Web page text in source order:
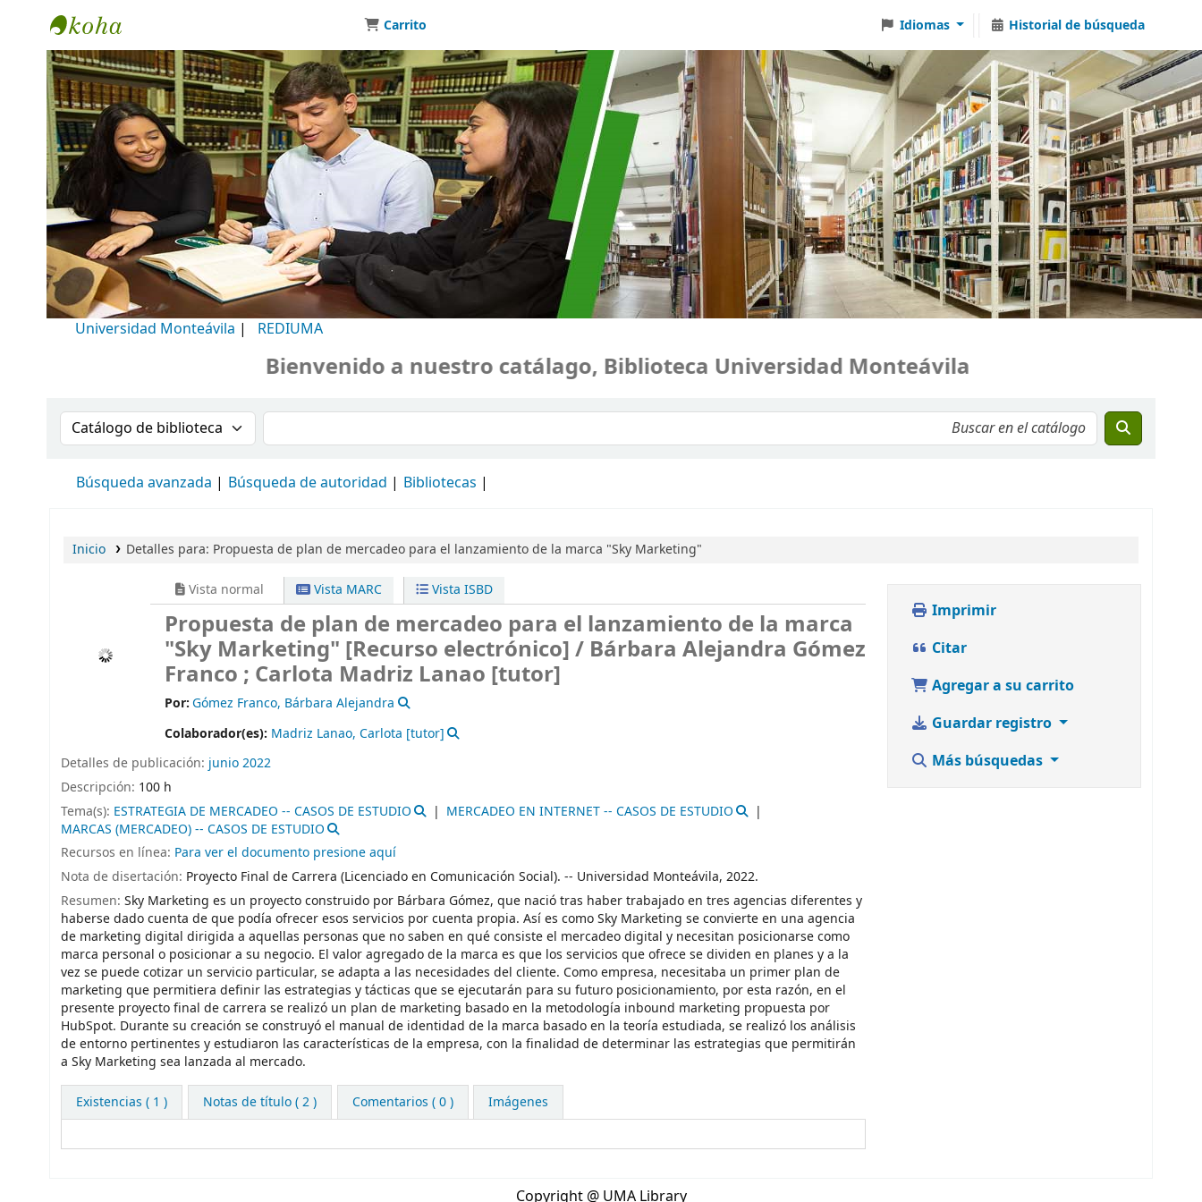
Biblioteca Universidad Monteávila
Carrito Idiomas Historial de búsqueda
Universidad Monteávila | REDIUMA
Bienvenido a nuestro catálago, Biblioteca Universidad Monteávila
Buscar en el catálogo por:Buscar en el catálogo
Búsqueda avanzada Búsqueda de autoridad Bibliotecas
Inicio Detalles para: Propuesta de plan de mercadeo para el lanzamiento de la marca "Sky Marketing"
Vista normal Vista MARC Vista ISBD
Propuesta de plan de mercadeo para el lanzamiento de la marca
"Sky Marketing" [Recurso electrónico] / Bárbara Alejandra Gómez
Franco ; Carlota Madriz Lanao [tutor]
Por:Gómez Franco, Bárbara Alejandra
Colaborador(es): Madriz Lanao, Carlota [tutor]
Detalles de publicación: junio 2022
Descripción: 100 h
Tema(s): ESTRATEGIA DE MERCADEO -- CASOS DE ESTUDIO
MERCADEO EN INTERNET -- CASOS DE ESTUDIO
MARCAS (MERCADEO) -- CASOS DE ESTUDIO
Recursos en línea: Para ver el documento presione aquí
Nota de disertación: Proyecto Final de Carrera (Licenciado en Comunicación Social). -- Universidad Monteávila, 2022.
Resumen: Sky Marketing es un proyecto construido por Bárbara Gómez, que nació tras haber trabajado en tres agencias diferentes y
haberse dado cuenta de que podía ofrecer esos servicios por cuenta propia. Así es como Sky Marketing se convierte en una agencia
de marketing digital dirigida a aquellas personas que no saben en qué consiste el mercadeo digital y necesitan posicionarse como
marca personal o posicionar a su negocio. El valor agregado de la marca es que los servicios que ofrece se dividen en planes y a la
vez se puede cotizar un servicio particular, se adapta a las necesidades del cliente. Como empresa, necesitaba un primer plan de
marketing que permitiera definir las estrategias y tácticas que se ejecutarán para su futuro posicionamiento, por esta razón, en el
presente proyecto final de carrera se realizó un plan de marketing basado en la metodología inbound marketing propuesta por
HubSpot. Durante su creación se construyó el manual de identidad de la marca basado en la teoría estudiada, se realizó los análisis
de entorno pertinentes y estudiaron las características de la empresa, con la finalidad de determinar las estrategias que permitirán
a Sky Marketing sea lanzada al mercado.
Existencias ( 1 ) Notas de título ( 2 ) Comentarios ( 0 ) Imágenes
Imprimir
Citar
Agregar a su carrito
Guardar registro
Más búsquedas
Copyright @ UMA Library